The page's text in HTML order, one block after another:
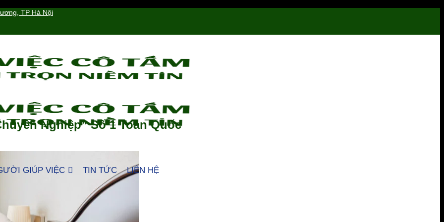
TP Hà Nội
GIÚP VIỆC TIN TỨC LIÊN HỆ
Nghiệp” Số 1 Toàn Quốc